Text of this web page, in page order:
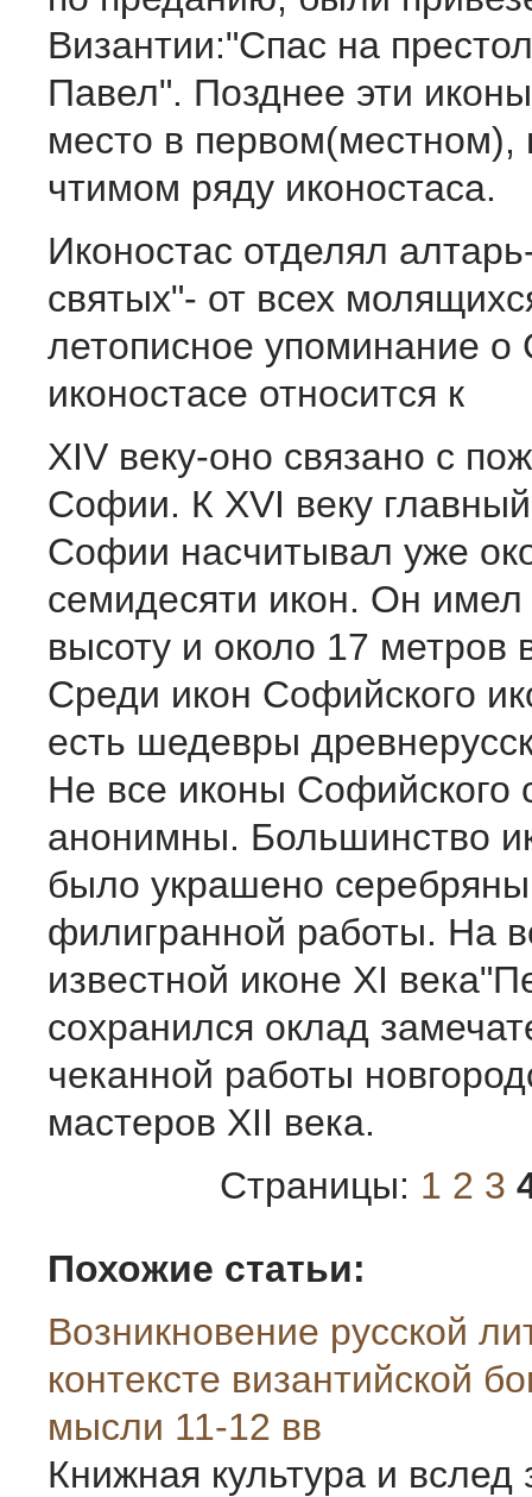
Византии:"Спас на
Павел". Позднее эти
место в первом(местном),
чтимом ряду иконостаса.
Иконостас отделял
святых"- от всех
летописное упоминание
иконостасе относится к
XIV веку-оно связано с
Софии. К XVI веку
Софии насчитывал уже
семидесяти икон. Он
высоту и около 17 метров
Среди икон Софийского
есть ше­девры
Не все иконы Софийского
анонимны. Большинство
было украшено
филигранной работы. На
известной иконе XI
сохранился оклад
чеканной работы
мастеров XII века.
Страницы: 1 2 3
Похожие статьи:
Возникновение русской
контексте византийской
мысли 11-12 вв
Книжная культура и вслед